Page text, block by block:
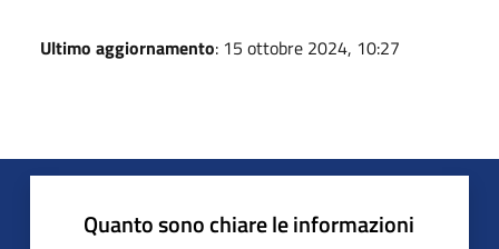
Ultimo aggiornamento: 15 ottobre 2024, 10:27
Quanto sono chiare le informazioni